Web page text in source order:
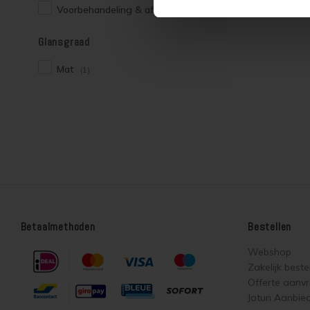
Voorbehandeling & afwerking
Glansgraad
Mat (1)
Betaalmethoden Bestellen
Webshop
Zakelijk
Offerte
Jotun